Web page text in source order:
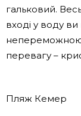
гальковий.
вході у воду ви
перевагу –
Пляж Кемер